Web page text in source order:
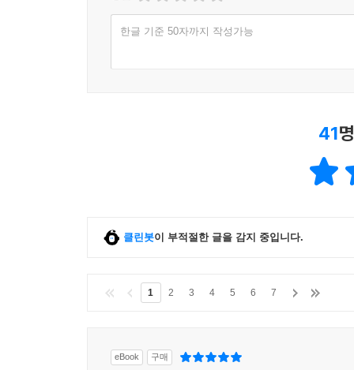
한글 기준 50자까지 작성가능
41
클린봇이 부적절한 글을 감지 중입니다.
1 2 3 4 5 6 7
eBook 구매